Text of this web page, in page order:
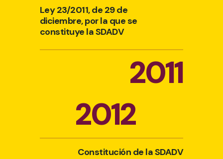
Ley 23/2011, de 29 de
diciembre, por la que se
constituye la SDADV
2011
2012
Constitución de la SDADV